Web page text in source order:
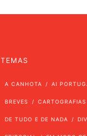
TEMAS
A CANHOTA AI
BREVES CARTOGRAFIAS
DE TUDO E DE NADA